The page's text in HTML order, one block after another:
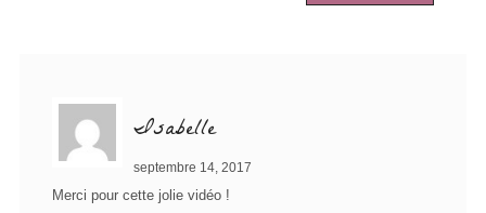
Isabelle
septembre 14, 2017
Merci pour cette jolie vidéo !